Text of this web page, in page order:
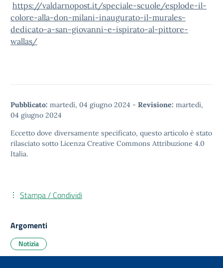
https://valdarnopost.it/speciale-scuole/esplode-il-
colore-alla-don-milani-inaugurato-il-murales-
dedicato-a-san-giovanni-e-ispirato-al-pittore-
wallas/
Pubblicato: martedì, 04 giugno 2024 - Revisione: martedì,
04 giugno 2024
Eccetto dove diversamente specificato, questo articolo è stato
rilasciato sotto Licenza Creative Commons Attribuzione 4.0
Italia.
Stampa / Condividi
Argomenti
Notizia